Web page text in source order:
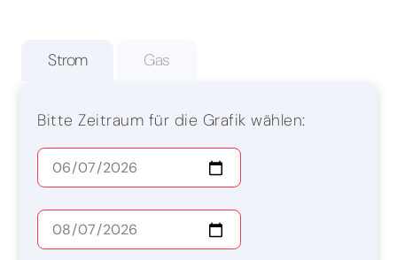
Strom Gas
Bitte Zeitraum für die Grafik wählen: